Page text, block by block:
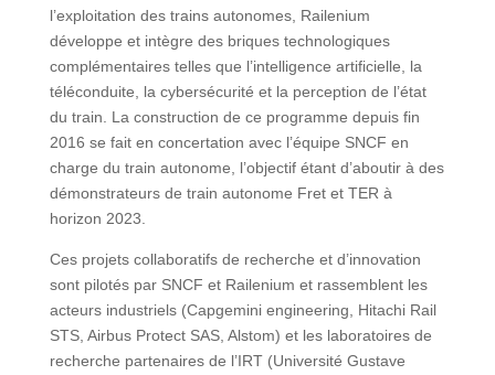
l’exploitation des trains autonomes, Railenium
développe et intègre des briques technologiques
complémentaires telles que l’intelligence artificielle, la
téléconduite, la cybersécurité et la perception de l’état
du train. La construction de ce programme depuis fin
2016 se fait en concertation avec l’équipe SNCF en
charge du train autonome, l’objectif étant d’aboutir à des
démonstrateurs de train autonome Fret et TER à
horizon 2023.
Ces projets collaboratifs de recherche et d’innovation
sont pilotés par SNCF et Railenium et rassemblent les
acteurs industriels (Capgemini engineering, Hitachi Rail
STS, Airbus Protect SAS, Alstom) et les laboratoires de
recherche partenaires de l’IRT (Université Gustave